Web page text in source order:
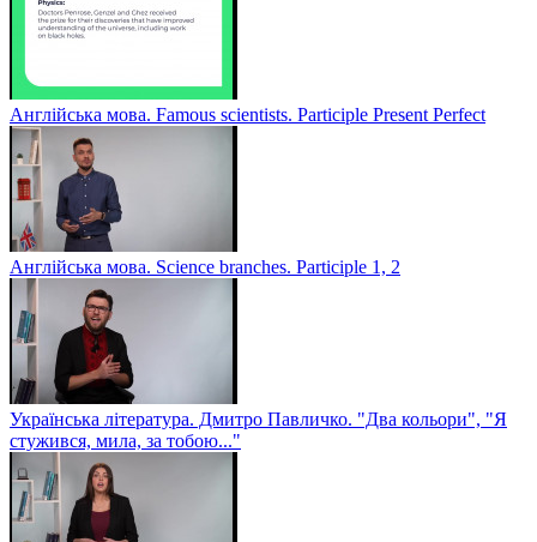
Англійська мова. Famous scientists. Participle Present Perfect
Англійська мова. Sсience branches. Participle 1, 2
Українська література. Дмитро Павличко. "Два кольори", "Я
стужився, мила, за тобою..."